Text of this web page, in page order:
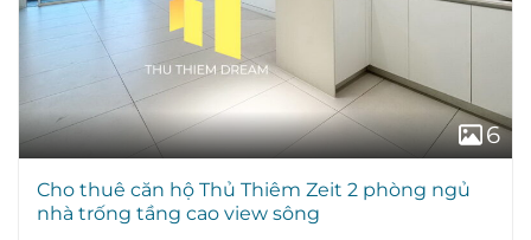
6
Cho thuê căn hộ Thủ Thiêm Zeit 2 phòng ngủ
nhà trống tầng cao view sông